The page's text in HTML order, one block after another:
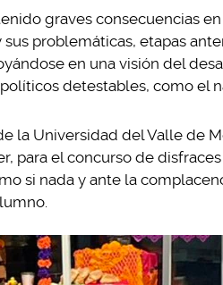
graves consecuencias
problemáticas, etapas
en una visión del
detestables, como el
la Universidad del Valle de
para el concurso de
si nada y ante la